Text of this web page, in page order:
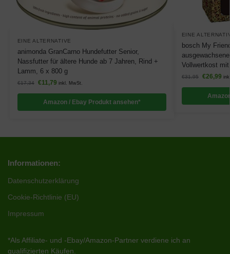
EINE ALTERNATIVE
animonda GranCarno Hundefutter Senior,
Nassfutter für ältere Hunde ab 7 Jahren, Rind +
Lamm, 6 x 800 g
€17,34 €11,79 inkl. MwSt.
Amazon / Ebay Produkt ansehen*
EINE
bosch My
Vollwertkost
€31,95 €26,99
Informationen:
Datenschutzerklärung
Cookie-Richtlinie (EU)
Impressum
*Als Affiliate- und -Ebay/Amazon-Partner verdiene ich an
qualifizierten Käufen.